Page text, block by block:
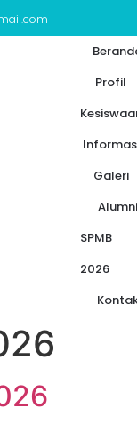
Profil
Galeri
Alumni
SPMB
2026